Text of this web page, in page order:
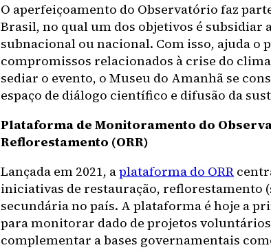
O aperfeiçoamento do Observatório faz
Brasil, no qual um dos objetivos é subsidiar
subnacional ou nacional. Com isso, ajuda o
compromissos relacionados à crise do
sediar o evento, o Museu do Amanhã se
espaço de diálogo científico e difusão da
Plataforma de Monitoramento do
Reflorestamento (ORR)
Lançada em 2021, aplataforma do ORR
iniciativas de restauração, reflorestamento
secundária no país. A plataforma é hoje a
para monitorar dado de projetos
complementar a bases governamentais